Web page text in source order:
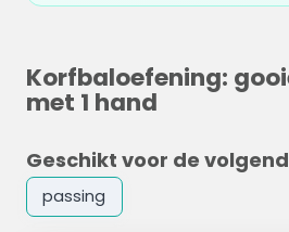
Korfbaloefening:
met 1 hand
Geschikt voor de
passing